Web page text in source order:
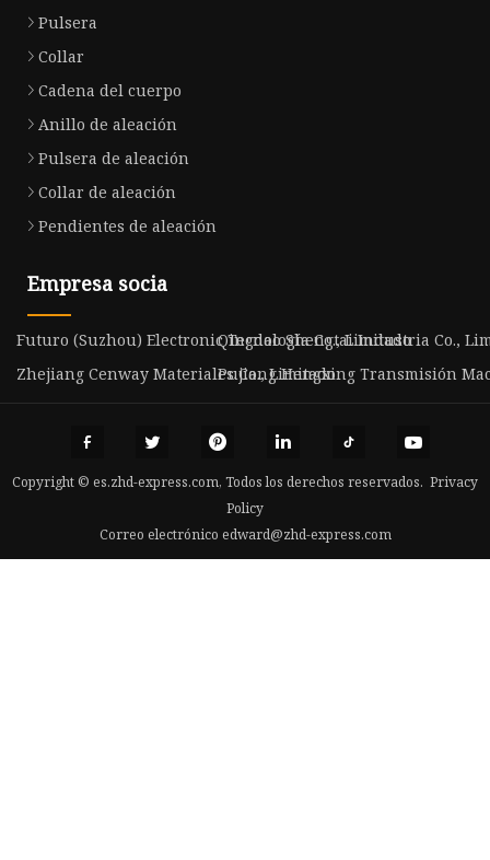
Pulsera
Collar
Cadena del cuerpo
Anillo de aleación
Pulsera de aleación
Collar de aleación
Pendientes de aleación
Empresa socia
Futuro (Suzhou) Electronic Tecnología Co., Limitado
Qingdao Shengtai Industria Co.,
Zhejiang Cenway Materiales Co., LimitadoPujiang Hengxing Transmisión
Copyright © es.zhd-express.com, Todos los derechos reservados. Privacy
Policy
Correo electrónico edward@zhd-express.com